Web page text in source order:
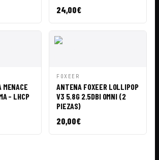
24,00€
MENACE
- LHCP
VISTA
FOXEER
ANTENA FOXEER LOLLIPOP
V3 5.8G 2.5DBI OMNI (2
PIEZAS)
20,00€